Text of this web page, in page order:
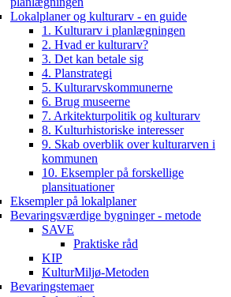
Lokalplaner og kulturarv - en guide
1. Kulturarv i planlægningen
2. Hvad er kulturarv?
3. Det kan betale sig
4. Planstrategi
5. Kulturarvskommunerne
6. Brug museerne
7. Arkitekturpolitik og kulturarv
8. Kulturhistoriske interesser
9. Skab overblik over kulturarven i
kommunen
10. Eksempler på forskellige
plansituationer
Eksempler på lokalplaner
Bevaringsværdige bygninger - metode
SAVE
Praktiske råd
KIP
KulturMiljø-Metoden
Bevaringstemaer